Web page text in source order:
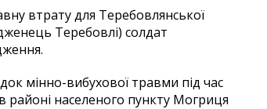
втрату для Теребовлянської
Теребовлі) солдат
мінно-вибухової травми під час
районі населеного пункту Могриця